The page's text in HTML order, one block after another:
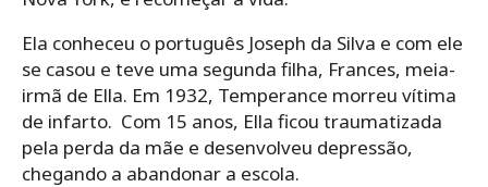
Ela conheceu o português Joseph da Silva e com ele
se casou e teve uma segunda filha, Frances, meia-
irmã de Ella. Em 1932, Temperance morreu vítima
de infarto. Com 15 anos, Ella ficou traumatizada
pela perda da mãe e desenvolveu depressão,
chegando a abandonar a escola.